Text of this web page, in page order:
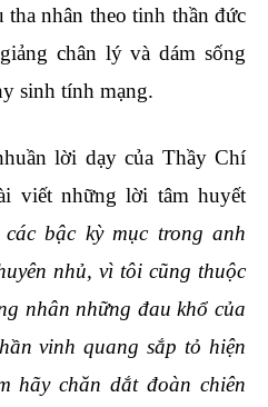
nhân theo tinh thần đức
chân lý và dám sống
sinh tính mạng.
lời dạy của Thầy Chí
viết những lời tâm huyết
các bậc kỳ mục trong anh
nhủ, vì tôi cũng thuộc
nhân những đau khổ của
vinh quang sắp tỏ hiện
hãy chăn dắt đoàn chiên